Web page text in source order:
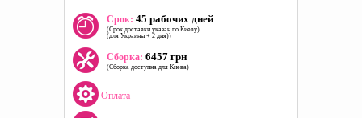
Срок: 45 рабочих дней
(Срок доставки указан по Киеву)
(для Украины + 2 дня))
Сборка: 6457 грн
(Сборка доступна для Киева)
Оплата